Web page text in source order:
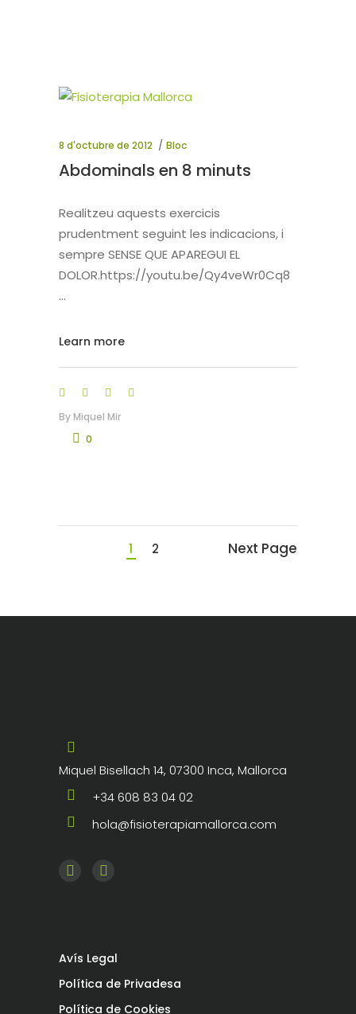
8 d'octubre de 2012 Bloc
Abdominals en 8 minuts
Realitzeu aquests exercicis
prudentment seguint les indicacions, i
sempre SENSE QUE APAREGUI EL
DOLOR.https://youtu.be/Qy4veWr0Cq8
Learn more
By Miquel Mir
0
1 2 Next Page
Miquel Bisellach 14, 07300 Inca, Mallorca
+34 608 83 04 02
hola@fisioterapiamallorca.com
Avís Legal
Política de Privadesa
Política de Cookies